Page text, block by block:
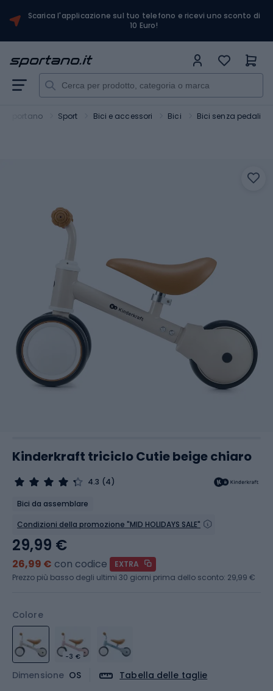
Scarica l'applicazione sul tuo telefono e ricevi uno sconto di
10 Euro!
Sportano Sport Bici e accessori Bici Bici senza pedali
Kinderkraft triciclo Cutie beige chiaro
4.3 (4)
Bici da assemblare
Condizioni della promozione "MID HOLIDAYS SALE"
Colore
-3 €
Dimensione OS Tabella delle taglie
29,99 €
26,99 € con codice
EXTRA
Prezzo più basso degli ultimi 30 giorni prima dello sconto: 29,99 €